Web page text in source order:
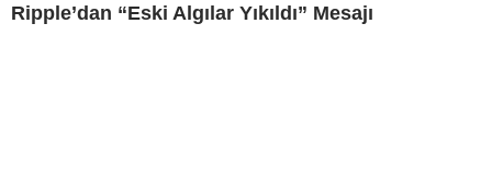
Ripple’dan “Eski Algılar Yıkıldı” Mesajı